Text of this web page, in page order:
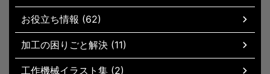
お役立ち情報 (62)
加工の困りごと解決 (11)
工作機械イラスト集 (2)